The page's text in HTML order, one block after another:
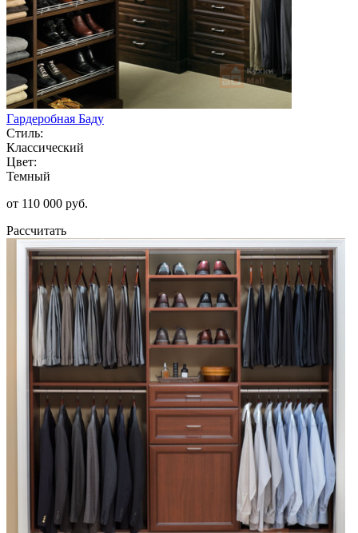
Гардеробная Баду
Стиль:
Классический
Цвет:
Темный
от 110 000 руб.
Рассчитать